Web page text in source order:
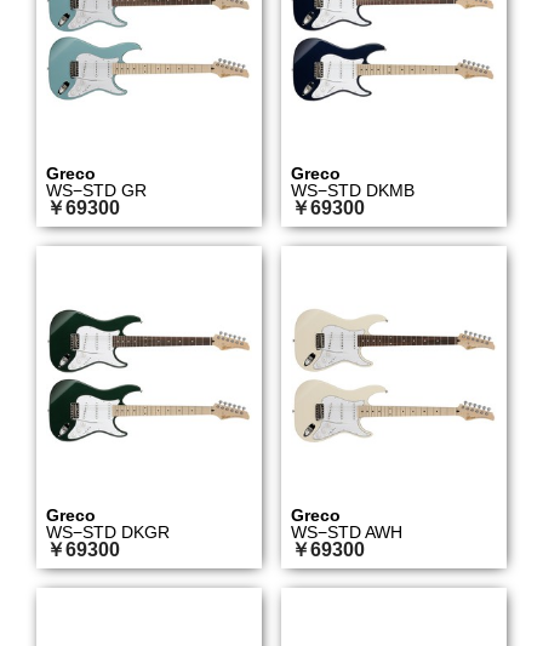
Greco
WS−STD GR
￥69300
Greco
WS−STD DKMB
￥69300
Greco
WS−STD DKGR
￥69300
Greco
WS−STD AWH
￥69300